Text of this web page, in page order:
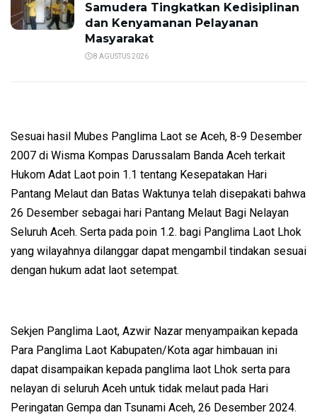
Samudera Tingkatkan Kedisiplinan
dan Kenyamanan Pelayanan
Masyarakat
8 AGUSTUS 2026
Sesuai hasil Mubes Panglima Laot se Aceh, 8-9 Desember
2007 di Wisma Kompas Darussalam Banda Aceh terkait
Hukom Adat Laot poin 1.1 tentang Kesepatakan Hari
Pantang Melaut dan Batas Waktunya telah disepakati bahwa
26 Desember sebagai hari Pantang Melaut Bagi Nelayan
Seluruh Aceh. Serta pada poin 1.2. bagi Panglima Laot Lhok
yang wilayahnya dilanggar dapat mengambil tindakan sesuai
dengan hukum adat laot setempat.
Sekjen Panglima Laot, Azwir Nazar menyampaikan kepada
Para Panglima Laot Kabupaten/Kota agar himbauan ini
dapat disampaikan kepada panglima laot Lhok serta para
nelayan di seluruh Aceh untuk tidak melaut pada Hari
Peringatan Gempa dan Tsunami Aceh, 26 Desember 2024.